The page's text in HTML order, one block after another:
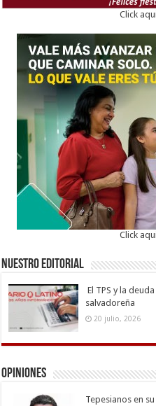
Click
Click
Nuestro Editorial
El TPS y la
salvadoreña
20 julio, 2026
Opiniones
Tepesianos en